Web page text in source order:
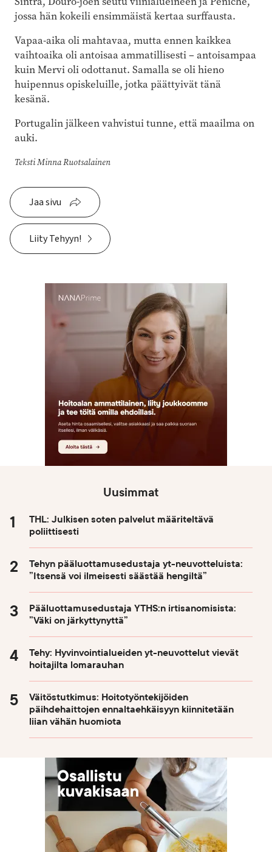
jossa hän kokeili ensimmäistä kertaa surffausta.
Vapaa-aika oli mahtavaa, mutta ennen kaikkea
vaihtoaika oli antoisaa ammatillisesti – antoisampaa
kuin Mervi oli odottanut. Samalla se oli hieno
huipennus opiskeluille, jotka päättyivät tänä
kesänä.
Portugalin jälkeen vahvistui tunne, että maailma on
auki.
Teksti Minna Ruotsalainen
Jaa sivu
Liity Tehyyn!
Uusimmat
THL: Julkisen soten palvelut määriteltävä
poliittisesti
Tehyn pääluottamusedustaja yt-neuvotteluista:
”Itsensä voi ilmeisesti säästää hengiltä”
Pääluottamusedustaja YTHS:n irtisanomisista:
”Väki on järkyttynyttä”
Tehy: Hyvinvointialueiden yt-neuvottelut vievät
hoitajilta lomarauhan
Väitöstutkimus: Hoitotyöntekijöiden
päihdehaittojen ennaltaehkäisyyn kiinnitetään
liian vähän huomiota